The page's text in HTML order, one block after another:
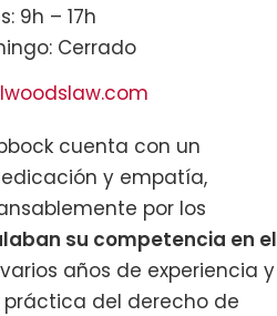
9h – 17h
Cerrado
cuenta con un
y empatía,
por los
su competencia en el
años de experiencia y
del derecho de